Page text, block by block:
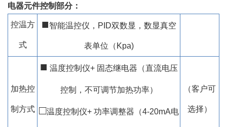
电器元件控制部分：
控温方
式
■智能温控仪，PID双数显，数显真空
表单位（Kpa)
加热控
制方式
■ 温度控制仪+ 固态继电器（直流电压
控制，不可调节加热功率）
□温度控制仪+ 功率调整器（4-20mA电
（客户可
选择）